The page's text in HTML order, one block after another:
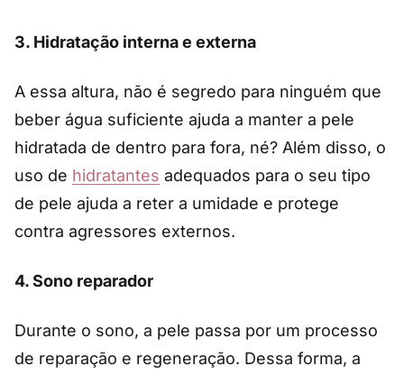
3. Hidratação interna e externa
A essa altura, não é segredo para ninguém que
beber água suficiente ajuda a manter a pele
hidratada de dentro para fora, né? Além disso, o
uso de hidratantes adequados para o seu tipo
de pele ajuda a reter a umidade e protege
contra agressores externos.
4.Sono reparador
Durante o sono, a pele passa por um processo
de reparação e regeneração. Dessa forma, a